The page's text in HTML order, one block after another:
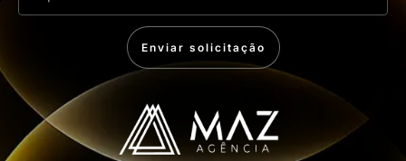
Enviar solicitação